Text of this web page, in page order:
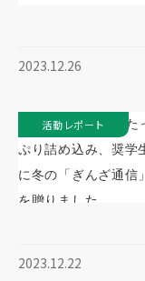
2023.12.26
2023.12.22
活動レポート